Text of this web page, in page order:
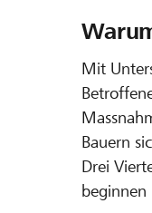
Mit
Bauern
Drei
beginnen